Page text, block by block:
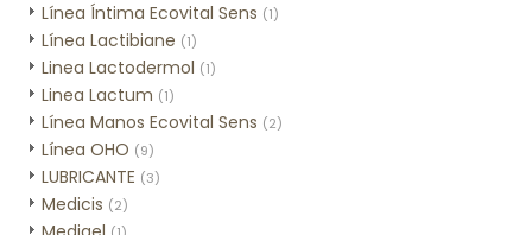
Línea Íntima Ecovital Sens (1)
Línea Lactibiane (1)
Linea Lactodermol (1)
Linea Lactum (1)
Línea Manos Ecovital Sens (2)
Línea OHO (9)
LUBRICANTE (3)
Medicis (2)